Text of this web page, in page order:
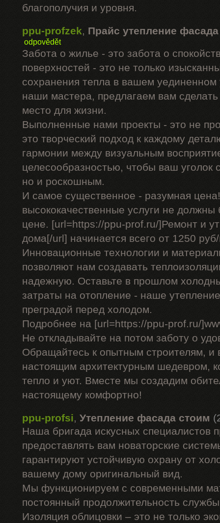
благополучия и уровня.
ppu-profzek,Прайс утепление фасада
odpovědět
Забота о жилье - это забота о
поверхностей - это не только
сохранения тепла в вашем уединенном
наши мастера, предлагаем вам
место для жизни.
Выполненные нами проекты - это не
это творческий подход к каждому
гармонии между визуальным
целесообразностью, чтобы ваш уголок
но и роскошным.
И самое существенное - разумная
высококачественные услуги не
цене. [url=https://ppu-prof.ru/]Ремонт и
дома[/url] начинается всего от 1250
Инновационные технологии и
позволяют нам создавать
надежную. Оставьте в прошлом
затраты на отопление - наше
преградой перед холодом.
Подробнее на [url=https://ppu-prof.ru/
Не откладывайте на потом заботу о
Обращайтесь к опытным строителям, и
настоящим архитектурным шедевром,
тепло и уют. Вместе мы создадим
настоящему комфортно!
ppu-profsi, Утепление фасада стоим
Наша бригада искусных специалистов
предоставлять вам новаторские
гарантируют устойчивую охрану от
вашему дому оригинальный вид.
Мы функционируем с современными
постоянный продолжительность
Изоляция облицовки – это не только